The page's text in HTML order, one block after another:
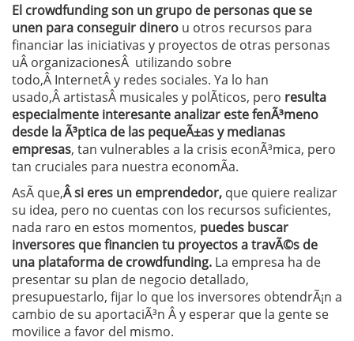
El crowdfunding son un grupo de personas que se
unen para conseguir dinero u otros recursos para
financiar las iniciativas y proyectos de otras personas
uÂ organizacionesÂ utilizando sobre
todo,Â InternetÂ y redes sociales. Ya lo han
usado,Â artistasÂ musicales y polÃ­ticos, pero resulta
especialmente interesante analizar este fenÃ³meno
desde la Ã³ptica de las pequeÃ±as y medianas
empresas, tan vulnerables a la crisis econÃ³mica, pero
tan cruciales para nuestra economÃ­a.
AsÃ­ que,Â si eres un emprendedor, que quiere realizar
su idea, pero no cuentas con los recursos suficientes,
nada raro en estos momentos, puedes buscar
inversores que financien tu proyectos a travÃ©s de
una plataforma de crowdfunding. La empresa ha de
presentar su plan de negocio detallado,
presupuestarlo, fijar lo que los inversores obtendrÃ¡n a
cambio de su aportaciÃ³n Â y esperar que la gente se
movilice a favor del mismo.